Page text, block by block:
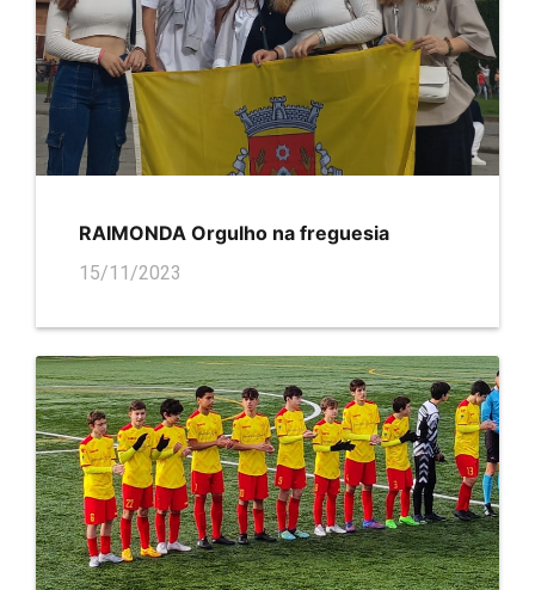
RAIMONDA Orgulho na freguesia
15/11/2023